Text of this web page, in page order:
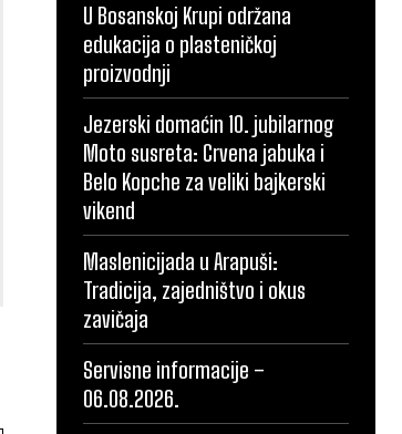
U Bosanskoj Krupi održana
edukacija o plasteničkoj
proizvodnji
Jezerski domaćin 10. jubilarnog
Moto susreta: Crvena jabuka i
Belo Kopche za veliki bajkerski
vikend
Maslenicijada u Arapuši:
Tradicija, zajedništvo i okus
zavičaja
Servisne informacije –
06.08.2026.